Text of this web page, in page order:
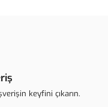
keyfini çıkarın.